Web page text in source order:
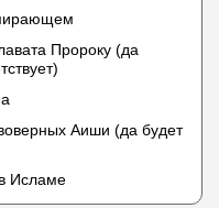
Пророку (да
Аиши (да будет
Исламе